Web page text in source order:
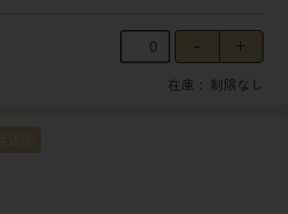
在庫 制限なし